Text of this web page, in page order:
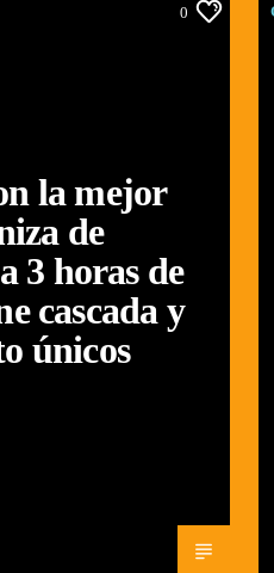
0
la mejor
de
3 horas de
cascada y
únicos